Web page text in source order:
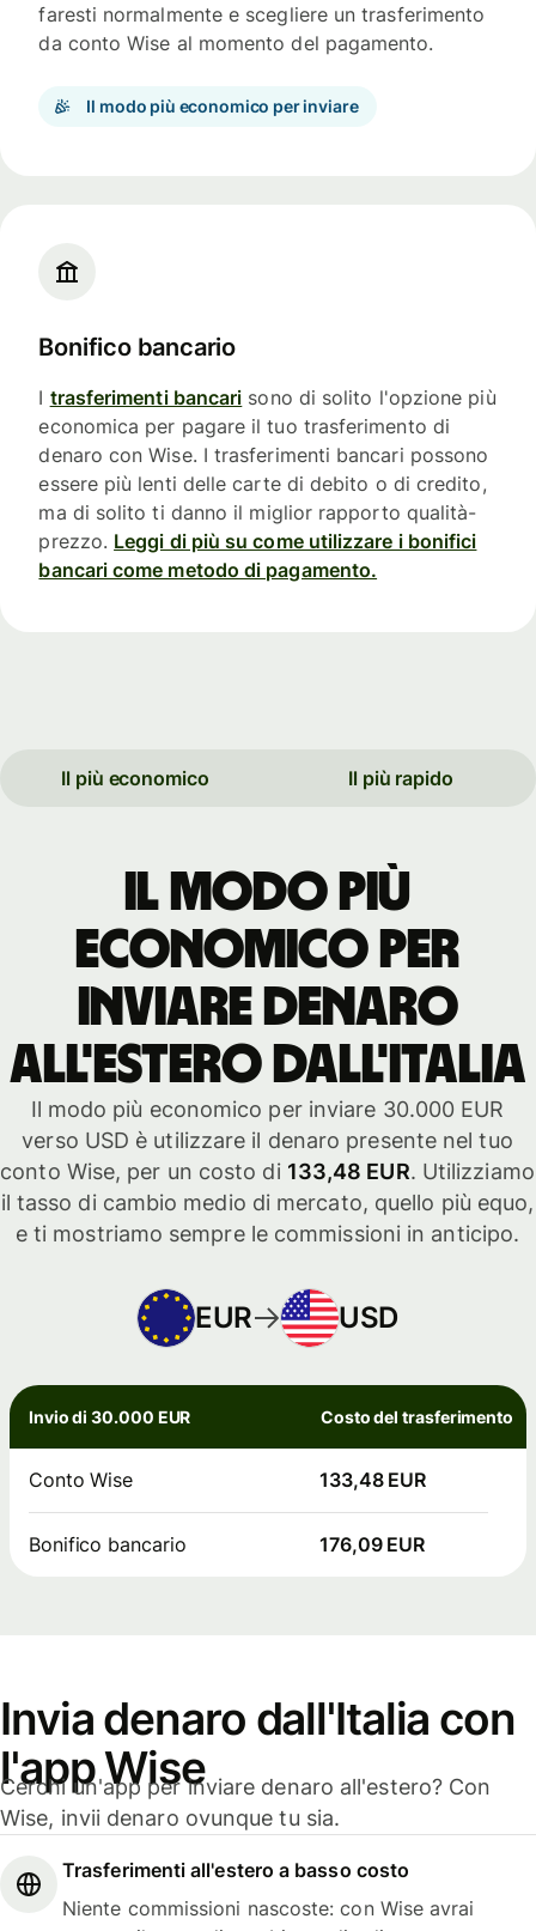
faresti normalmente e scegliere un trasferimento
da conto Wise al momento del pagamento.
Il modo più economico per inviare
Bonifico bancario
I trasferimenti bancari sono di solito l'opzione più
economica per pagare il tuo trasferimento di
denaro con Wise. I trasferimenti bancari possono
essere più lenti delle carte di debito o di credito,
ma di solito ti danno il miglior rapporto qualità-
prezzo. Leggi di più su come utilizzare i bonifici
bancari come metodo di pagamento.
Il più economico Il più rapido
Il modo più
economico per
inviare denaro
all'estero dall'Italia
Il modo più economico per inviare 30.000 EUR
verso USD è utilizzare il denaro presente nel tuo
conto Wise, per un costo di 133,48 EUR. Utilizziamo
il tasso di cambio medio di mercato, quello più equo,
e ti mostriamo sempre le commissioni in anticipo.
EUR USD
Invio di 30.000 EUR Costo del trasferimento
Conto Wise 133,48 EUR
Bonifico bancario 176,09 EUR
Invia denaro dall'Italia con
l'app Wise
Cerchi un'app per inviare denaro all'estero? Con
Wise, invii denaro ovunque tu sia.
Trasferimenti all'estero a basso costo
Niente commissioni nascoste: con Wise avrai